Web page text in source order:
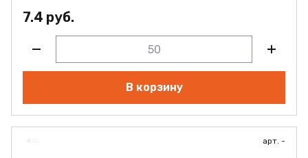
7.4 руб.
В корзину
арт. -